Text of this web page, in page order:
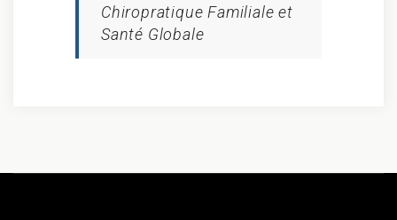
Chiropratique Familiale et
Santé Globale